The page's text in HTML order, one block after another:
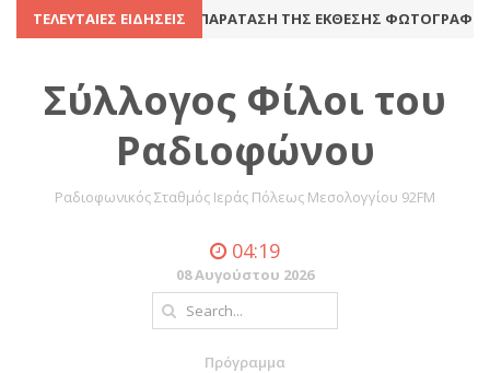
ΤΕΛΕΥΤΑΊΕΣ ΕΙΔΉΣΕΙΣ
8 Ιουλίου 2016 ΠΑΡΆΤΑΣΗ ΤΗΣ ΈΚΘΕΣΗΣ
Σύλλογος Φίλοι του
Ραδιοφώνου
Ραδιοφωνικός Σταθμός Ιεράς Πόλεως Μεσολογγίου 92FM
04:19
08 Αυγούστου 2026
Πρόγραμμα